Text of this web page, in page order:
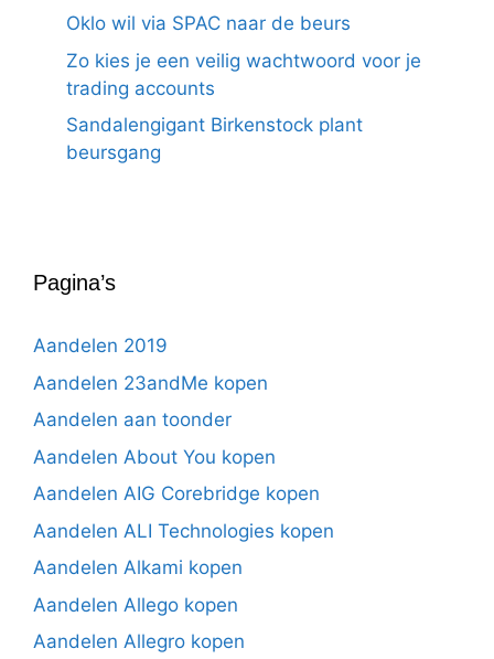
Oklo wil via SPAC naar de beurs
Zo kies je een veilig wachtwoord voor je
trading accounts
Sandalengigant Birkenstock plant
beursgang
Pagina’s
Aandelen 2019
Aandelen 23andMe kopen
Aandelen aan toonder
Aandelen About You kopen
Aandelen AIG Corebridge kopen
Aandelen ALI Technologies kopen
Aandelen Alkami kopen
Aandelen Allego kopen
Aandelen Allegro kopen